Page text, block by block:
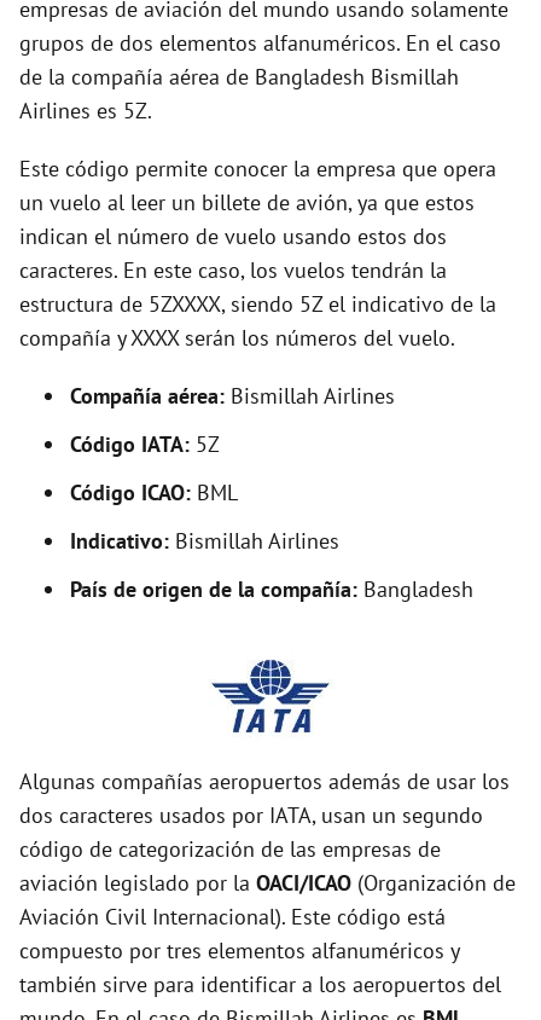
empresas de aviación del mundo usando solamente
grupos de dos elementos alfanuméricos. En el caso
de la compañía aérea de Bangladesh Bismillah
Airlines es 5Z.
Este código permite conocer la empresa que opera
un vuelo al leer un billete de avión, ya que estos
indican el número de vuelo usando estos dos
caracteres. En este caso, los vuelos tendrán la
estructura de 5ZXXXX, siendo 5Z el indicativo de la
compañía y XXXX serán los números del vuelo.
Compañía aérea: Bismillah Airlines
Código IATA: 5Z
Código ICAO: BML
Indicativo: Bismillah Airlines
País de origen de la compañía: Bangladesh
Algunas compañías aeropuertos además de usar los
dos caracteres usados por IATA, usan un segundo
código de categorización de las empresas de
aviación legislado por la OACI/ICAO (Organización de
Aviación Civil Internacional). Este código está
compuesto por tres elementos alfanuméricos y
también sirve para identificar a los aeropuertos del